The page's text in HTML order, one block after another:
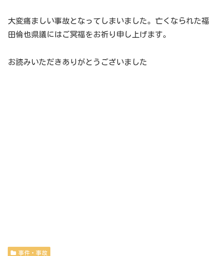
大変痛ましい事故となってしまいました。亡くなられた福
田倫也県議にはご冥福をお祈り申し上げます。
お読みいただきありがとうございました
事件・事故